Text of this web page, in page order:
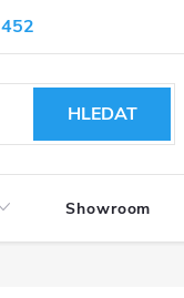
HLEDAT
Showroom